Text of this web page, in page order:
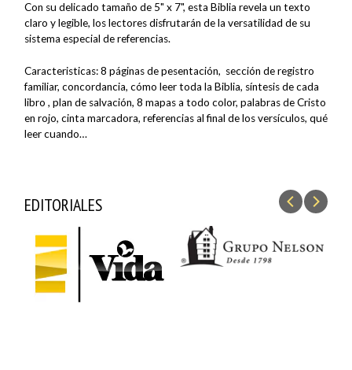
Con su delicado tamaño de 5" x 7", esta Biblia revela un texto
claro y legible, los lectores disfrutarán de la versatilidad de su
sistema especial de referencias.
Caracteristicas: 8 páginas de pesentación, sección de registro
familiar, concordancia, cómo leer toda la Biblia, síntesis de cada
libro , plan de salvación, 8 mapas a todo color, palabras de Cristo
en rojo, cinta marcadora, referencias al final de los versículos, qué
leer cuando…
EDITORIALES